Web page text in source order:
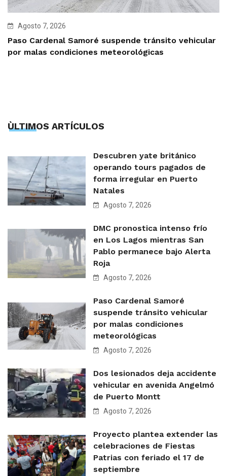
Agosto 7, 2026
Paso Cardenal Samoré suspende tránsito vehicular
por malas condiciones meteorológicas
ÙLTIMOS ARTÍCULOS
Descubren yate británico
operando tours pagados de
forma irregular en Puerto
Natales
Agosto 7, 2026
DMC pronostica intenso frío
en Los Lagos mientras San
Pablo permanece bajo Alerta
Roja
Agosto 7, 2026
Paso Cardenal Samoré
suspende tránsito vehicular
por malas condiciones
meteorológicas
Agosto 7, 2026
Dos lesionados deja accidente
vehicular en avenida Angelmó
de Puerto Montt
Agosto 7, 2026
Proyecto plantea extender las
celebraciones de Fiestas
Patrias con feriado el 17 de
septiembre